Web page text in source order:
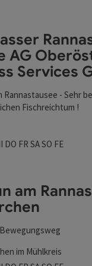
verfeinert
Oberösterreich
AG
Services
Rannastausee - Sehr
Fischreichtum !
geöffnetgeöffnet
Mittwoch geöffnet
DO Donnerstag geöffnet
FR Freitag geöffnet
SASamstag
SO Sonntag
FE
am
im Mühlkreis